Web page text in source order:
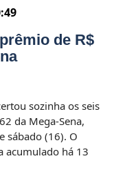
de R$
sozinha os seis
da Mega-Sena,
sábado (16). O
acumulado há 13